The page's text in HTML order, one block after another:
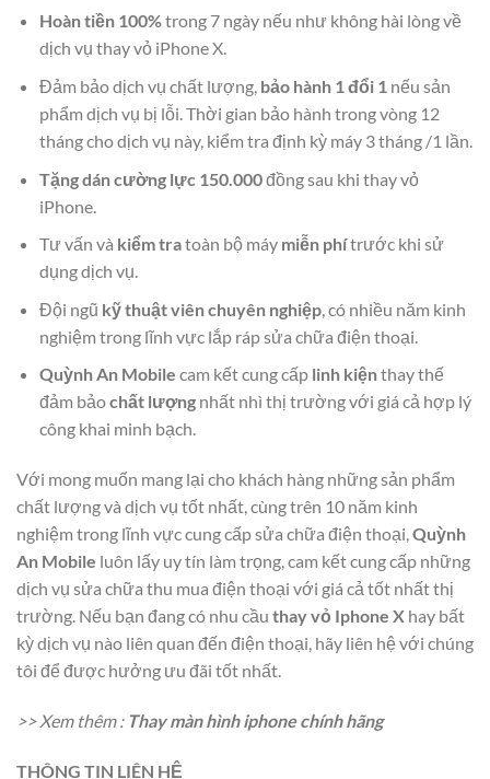
Hoàn tiền 100%trong 7 ngày nếu như không hài lòng về
dịch vụ thay vỏ iPhone X.
Đảm bảo dịch vụ chất lượng, bảo hành 1 đổi 1nếu sản
phẩm dịch vụ bị lỗi. Thời gian bảo hành trong vòng 12
tháng cho dịch vụ này, kiểm tra định kỳ máy 3 tháng /1 lần.
Tặng dán cường lực 150.000đồng sau khi thay vỏ
iPhone.
Tư vấn và kiểm tratoàn bộ máy miễn phítrước khi sử
dụng dịch vụ.
Đội ngũ kỹ thuật viên chuyên nghiệp, có nhiều năm kinh
nghiệm trong lĩnh vực lắp ráp sửa chữa điện thoại.
Quỳnh An Mobile cam kết cung cấp linh kiệnthay thế
đảm bảochất lượngnhất nhì thị trường với giá cả hợp lý
công khai minh bạch.
Với mong muốn mang lại cho khách hàng những sản phẩm
chất lượng và dịch vụ tốt nhất, cùng trên 10 năm kinh
nghiệm trong lĩnh vực cung cấp sửa chữa điện thoại,Quỳnh
An Mobile luôn lấy uy tín làm trọng, cam kết cung cấp những
dịch vụ sửa chữa thu mua điện thoại với giá cả tốt nhất thị
trường. Nếu bạn đang có nhu cầu thay vỏ Iphone X hay bất
kỳ dịch vụ nào liên quan đến điện thoại, hãy liên hệ với chúng
tôi để được hưởng ưu đãi tốt nhất.
>> Xem thêm : Thay màn hình iphone chính hãng
THÔNG TIN LIÊN HỆ